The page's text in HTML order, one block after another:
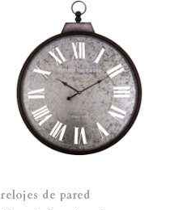
relojes de pared